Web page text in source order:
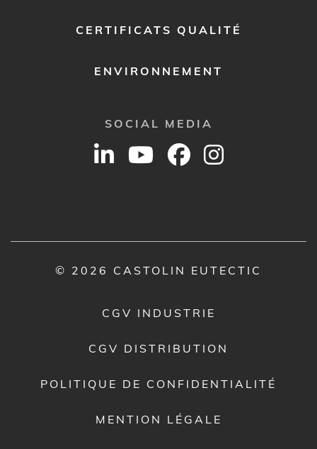
CERTIFICATS QUALITÉ
ENVIRONNEMENT
SOCIAL MEDIA
© 2026 CASTOLIN EUTECTIC
CGV INDUSTRIE
CGV DISTRIBUTION
POLITIQUE DE CONFIDENTIALITÉ
MENTION LÉGALE